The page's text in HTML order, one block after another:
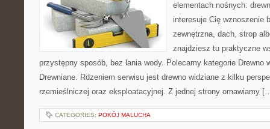
elementach nośnych:
interesuje Cię wznoszenie
zewnętrzna, dach, strop
znajdziesz tu praktyczne
przystępny sposób, bez lania wody. Polecamy kategorie Drewno
Drewniane. Rdzeniem serwisu jest drewno widziane z kilku
rzemieślniczej oraz eksploatacyjnej. Z jednej strony omawiamy
CATEGORIES: POKÓJ MALUCHA